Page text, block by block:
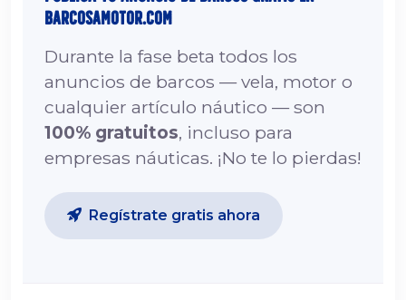
barcosamotor.com
Durante la fase beta todos los
anuncios de barcos — vela, motor o
cualquier artículo náutico — son
100% gratuitos, incluso para
empresas náuticas. ¡No te lo pierdas!
Regístrate gratis ahora